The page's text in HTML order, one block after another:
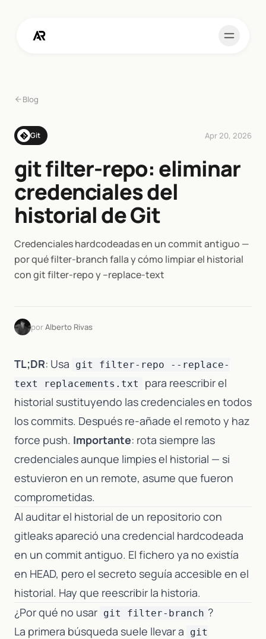
Blog
Git Apr 20, 2026
git filter-repo: eliminar
credenciales del
historial de Git
Credenciales hardcodeadas en un commit antiguo —
por qué filter-branch falla y cómo limpiar el historial
con git filter-repo y --replace-text
porAlberto Rivas
TL;DR: Usa
git filter-repo --replace-
text replacements.txt
para reescribir el
historial sustituyendo las credenciales en todos
los commits. Después re-añade el remoto y haz
force push. Importante: rota siempre las
credenciales aunque limpies el historial — si
estuvieron en un remote, asume que fueron
comprometidas.
Al auditar el historial de un repositorio con
gitleaks apareció una credencial hardcodeada
en un commit antiguo. El fichero ya no existía
en HEAD, pero el secreto seguía accesible en el
historial. Hay que reescribir la historia.
¿Por qué no usar git filter-branch ?
La primera búsqueda suele llevar a
git